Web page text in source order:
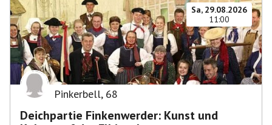
Sa, 29.08.2026
11:00
Pinkerbell, 68
Deichpartie Finkenwerder: Kunst und